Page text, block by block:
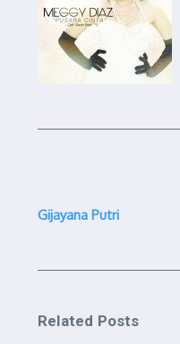
Gijayana Putri
Related Posts